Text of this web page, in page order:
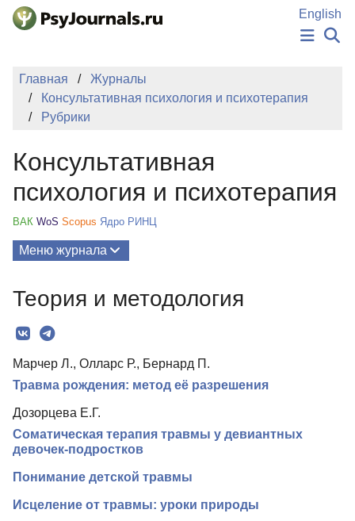
Перейти к основному содержанию
English
НОВОСТИ
КЛЮЧЕВЫЕ СЛОВА
Регистрация
Главная
Журналы
Консультативная психология и психотерапия
Рубрики
Консультативная
психология и психотерапия
ВАК WoS Scopus Ядро РИНЦ
Меню журнала
О Журнале
Миссия
Редколлегия
Редакционная политика
Индексирование
Для авторов
Рубрики
Подписка
Теория и методология
Марчер Л., Олларс Р., Бернард П.
Травма рождения: метод её разрешения
Дозорцева Е.Г.
Соматическая терапия травмы у девиантных
девочек-подростков
Понимание детской травмы
Исцеление от травмы: уроки природы